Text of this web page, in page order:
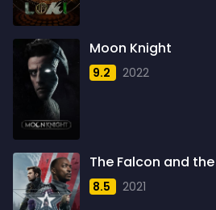
1960
1961
1962
1963
1964
1965
1966
Moon Knight
9.2 2022
The Falcon and
8.5 2021